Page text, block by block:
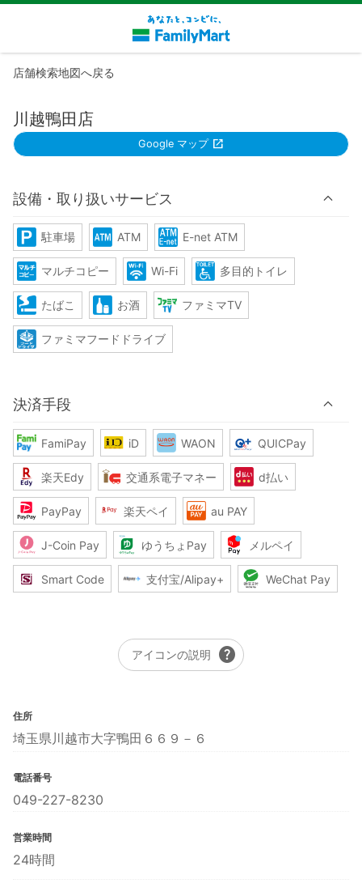
店舗検索地図へ戻る
川越鴨田店
Google マップ
設備・取り扱いサービス
駐車場 ATM E-net ATM
マルチコピー Wi-Fi 多目的トイレ
たばこ お酒 ファミマTV
ファミマフードドライブ
決済手段
FamiPay iD WAON QUICPay
楽天Edy 交通系電子マネー d払い
PayPay 楽天ペイ au PAY
J-Coin Pay ゆうちょPay メルペイ
Smart Code 支付宝/Alipay+ WeChat Pay
アイコンの説明 help
住所
埼玉県川越市大字鴨田６６９－６
電話番号
049-227-8230
営業時間
24時間